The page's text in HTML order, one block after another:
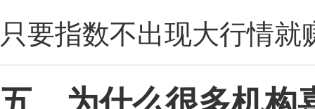
只要指数不出现大行情就